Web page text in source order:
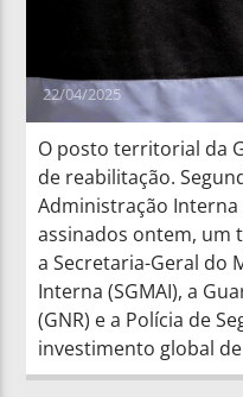
22/04/2025
O posto territorial da
de reabilitação.
Administração
assinados ontem, um
a Secretaria-Geral do
Interna (SGMAI), a
(GNR) e a Polícia de
investimento global